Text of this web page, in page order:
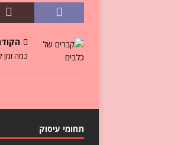
כמה זמן
תחומי עיסוק